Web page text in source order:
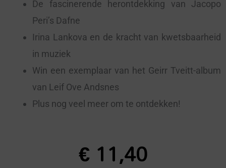
De fascinerende herontdekking van Jacopo
Peri’s Dafne
Irina Lankova en de kracht van kwetsbaarheid
in muziek
Win een exemplaar van het Geirr Tveitt-album
van Leif Ove Andsnes
Plus nog veel meer om te ontdekken!
€11,40